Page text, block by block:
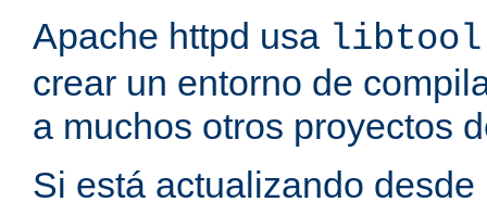
Apache httpd usa libtool
crear un entorno de
a muchos otros proyectos
Si está actualizando